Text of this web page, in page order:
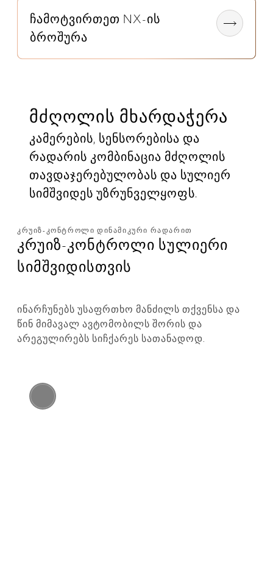
ჩამოტვირთეთ NX-ის
ბროშურა
მძღოლის მხარდაჭერა
კამერების, სენსორებისა და
რადარის კომბინაცია მძღოლის
თავდაჯერებულობას და სულიერ
სიმშვიდეს უზრუნველყოფს.
ᲙᲠᲣᲘᲖ-ᲙᲝᲜᲢᲠᲝᲚᲘ ᲓᲘᲜᲐᲛᲘᲙᲣᲠᲘ ᲠᲐᲓᲐᲠᲘᲗ
კრუიზ-კონტროლი სულიერი
სიმშვიდისთვის
ინარჩუნებს უსაფრთხო მანძილს თქვენსა და
წინ მიმავალ ავტომობილს შორის და
არეგულირებს სიჩქარეს სათანადოდ.